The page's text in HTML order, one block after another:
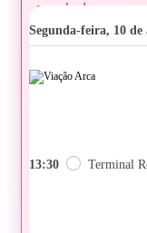
segunda-feira, 10 de
13:30 Terminal